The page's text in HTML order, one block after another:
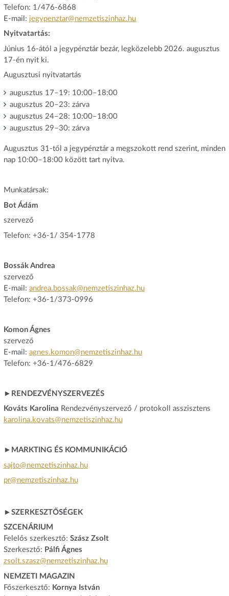
Telefon: 1/476-6868
E-mail: jegypenztar@nemzetiszinhaz.hu
Nyitvatartás:
Június 16-ától a jegypénztár bezár, legközelebb 2026. augusztus
17-én nyit ki.
Augusztusi nyitvatartás
augusztus 17–19: 10:00–18:00
augusztus 20–23: zárva
augusztus 24–28: 10:00–18:00
augusztus 29–30: zárva
Augusztus 31-től a jegypénztár a megszokott rend szerint, minden
nap 10:00–18:00 között tart nyitva.
Munkatársak:
Bot Ádám
szervező
Telefon: +36-1/ 354-1778
Bossák Andrea
szervező
E-mail: andrea.bossak@nemzetiszinhaz.hu
Telefon: +36-1/373-0996
Komon Ágnes
szervező
E-mail: agnes.komon@nemzetiszinhaz.hu
Telefon: +36-1/476-6829
►RENDEZVÉNYSZERVEZÉS
Kováts Karolina Rendezvényszervező / protokoll asszisztens
karolina.kovats@nemzetiszinhaz.hu
►MARKTING ÉS KOMMUNIKÁCIÓ
sajto@nemzetiszinhaz.hu
pr@nemzetiszinhaz.hu
►SZERKESZTŐSÉGEK
SZCENÁRIUM
Felelős szerkesztő: Szász Zsolt
Szerkesztő: Pálfi Ágnes
zsolt.szasz@nemzetiszinhaz.hu
NEMZETI MAGAZIN
Főszerkesztő: Kornya István